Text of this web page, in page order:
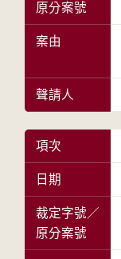
原分案號
案由
聲請人
項次
日期
裁定字號／
原分案號